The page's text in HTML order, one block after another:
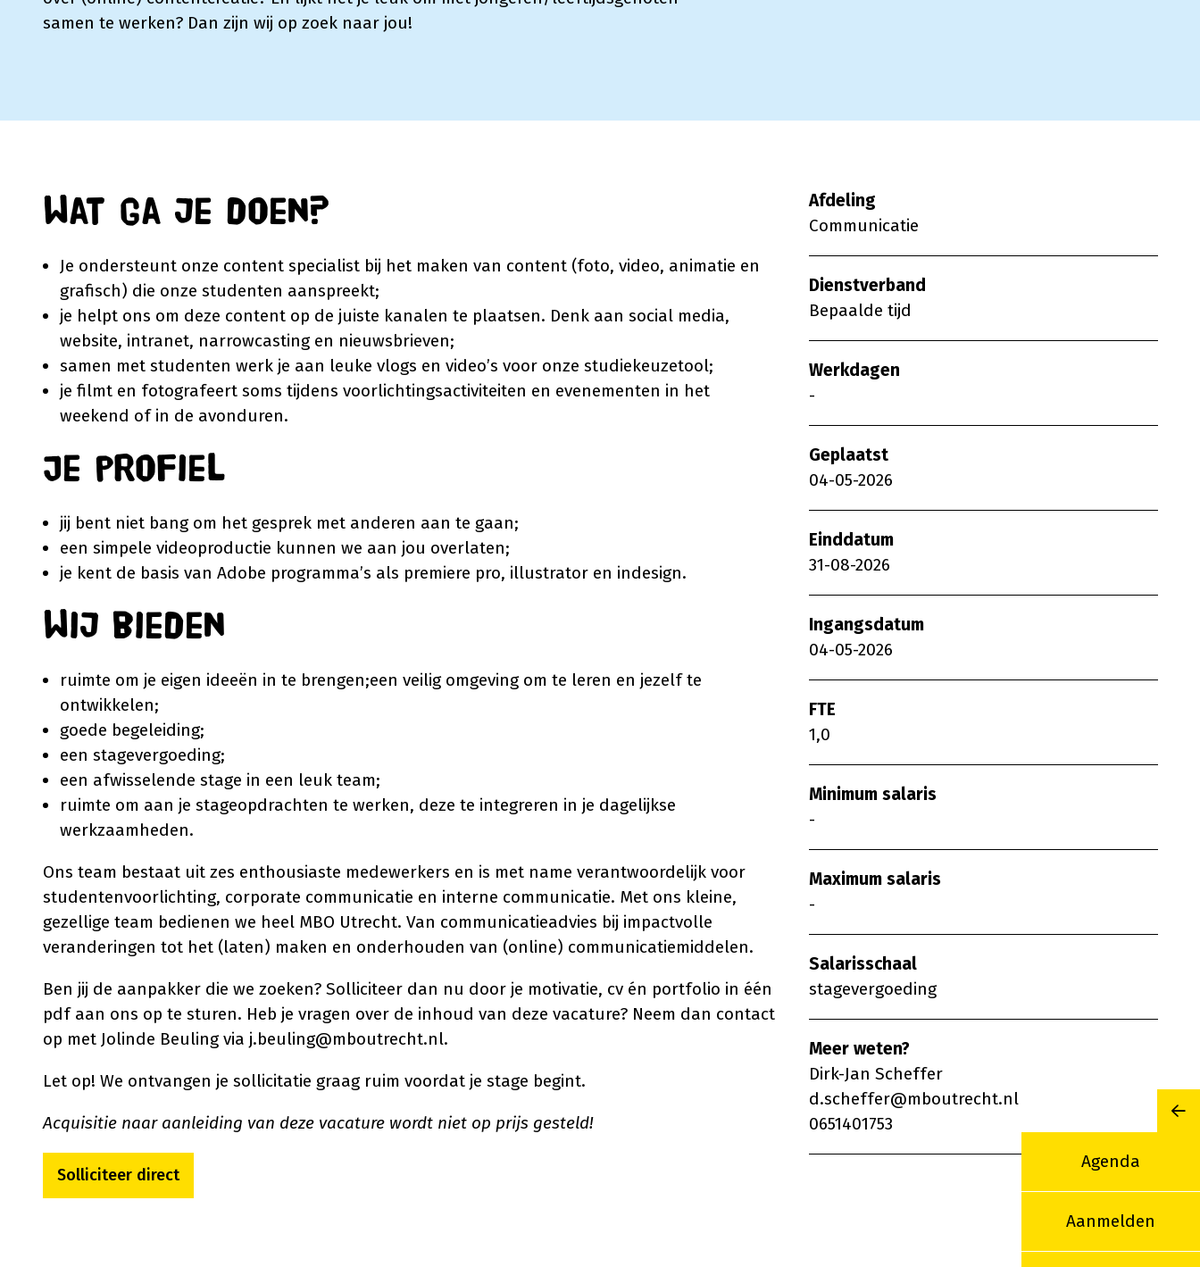
Agenda
Aanmelden
samen te werken? Dan zijn wij op zoek naar jou!
Wat ga je doen?
Je ondersteunt onze content specialist bij het maken van content (foto, video, animatie en
grafisch) die onze studenten aanspreekt;
je helpt ons om deze content op de juiste kanalen te plaatsen. Denk aan social media,
website, intranet, narrowcasting en nieuwsbrieven;
samen met studenten werk je aan leuke vlogs en video’s voor onze studiekeuzetool;
je filmt en fotografeert soms tijdens voorlichtingsactiviteiten en evenementen in het
weekend of in de avonduren.
Je profiel
jij bent niet bang om het gesprek met anderen aan te gaan;
een simpele videoproductie kunnen we aan jou overlaten;
je kent de basis van Adobe programma’s als premiere pro, illustrator en indesign.
Wij bieden
ruimte om je eigen ideeën in te brengen;een veilig omgeving om te leren en jezelf te
ontwikkelen;
goede begeleiding;
een stagevergoeding;
een afwisselende stage in een leuk team;
ruimte om aan je stageopdrachten te werken, deze te integreren in je dagelijkse
werkzaamheden.
Ons team bestaat uit zes enthousiaste medewerkers en is met name verantwoordelijk voor
studentenvoorlichting, corporate communicatie en interne communicatie. Met ons kleine,
gezellige team bedienen we heel MBO Utrecht. Van communicatieadvies bij impactvolle
veranderingen tot het (laten) maken en onderhouden van (online) communicatiemiddelen.
Ben jij de aanpakker die we zoeken? Solliciteer dan nu door je motivatie, cv én portfolio in één
pdf aan ons op te sturen. Heb je vragen over de inhoud van deze vacature? Neem dan contact
op met Jolinde Beuling via j.beuling@mboutrecht.nl.
Let op! We ontvangen je sollicitatie graag ruim voordat je stage begint.
Acquisitie naar aanleiding van deze vacature wordt niet op prijs gesteld!
Solliciteer direct
Afdeling
Communicatie
Dienstverband
Bepaalde tijd
Werkdagen
-
Geplaatst
04-05-2026
Einddatum
31-08-2026
Ingangsdatum
04-05-2026
FTE
1,0
Minimum salaris
-
Maximum salaris
-
Salarisschaal
stagevergoeding
Meer weten?
Dirk-Jan Scheffer
d.scheffer@mboutrecht.nl
0651401753